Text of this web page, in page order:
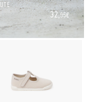
32,95€